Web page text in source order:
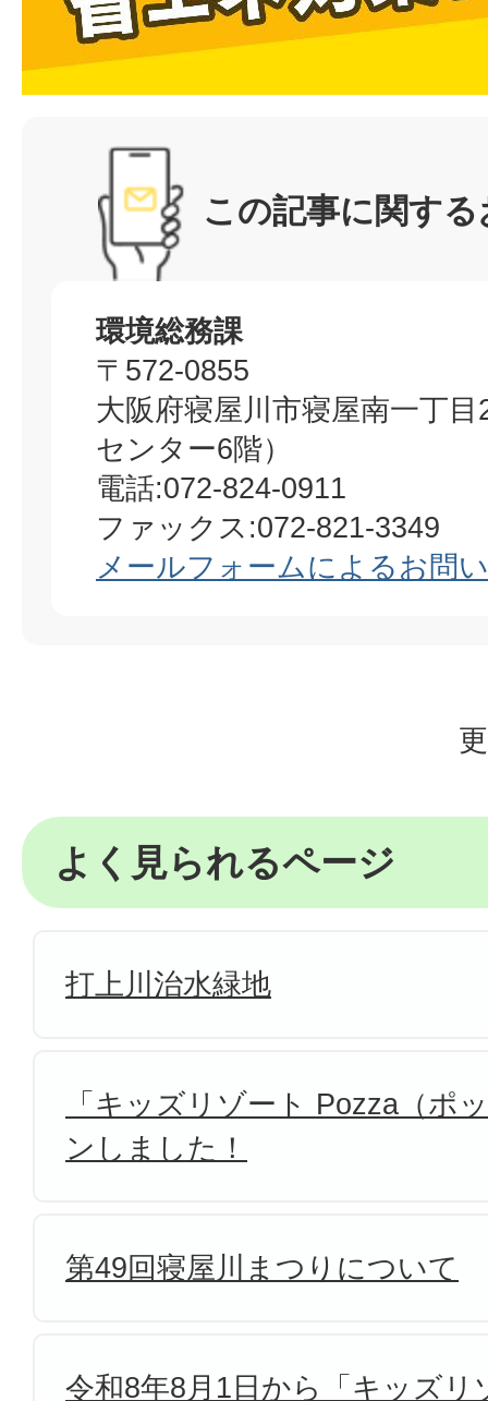
この記事に関す
環境総務課
〒572-0855
大阪府寝屋川市寝屋南一丁
センター6階）
電話:072-824-0911
ファックス:072-821-3349
メールフォームによるお問
よく見られるページ
打上川治水緑地
「キッズリゾート Pozza（ポ
ンしました！
第49回寝屋川まつりについて
令和8年8月1日から「キッズリ